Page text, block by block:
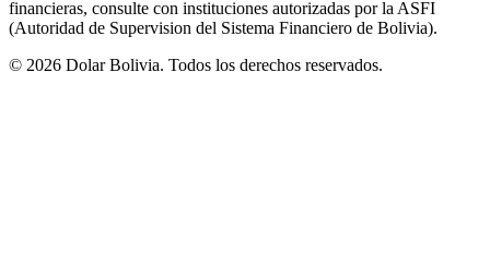
financieras, consulte con instituciones autorizadas por la ASFI
(Autoridad de Supervision del Sistema Financiero de Bolivia).
© 2026 Dolar Bolivia. Todos los derechos reservados.